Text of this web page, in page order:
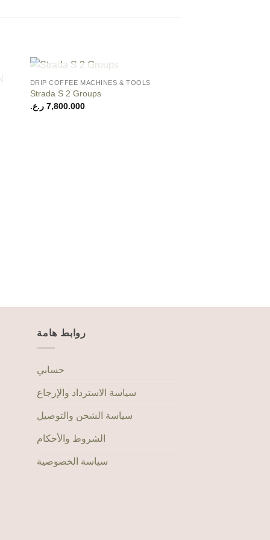
+
OUT OF STOCK
DRIP COFFEE MACHINES & TOOLS
Strada S 2 Groups
7,800.000 ر.ع.
روابط هامة
حسابي
سياسة الاسترداد والإرجاع
سياسة الشحن والتوصيل
الشروط والأحكام
سياسة الخصوصية